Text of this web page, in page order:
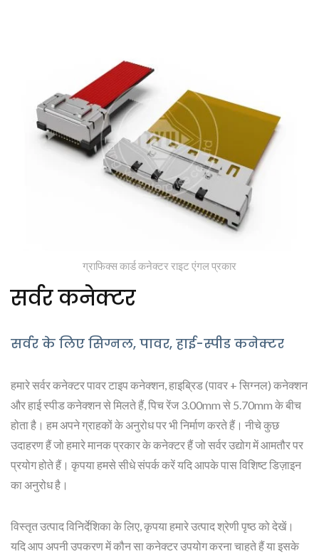
ग्राफिक्स कार्ड कनेक्टर राइट एंगल प्रकार
सर्वर कनेक्टर
सर्वर के लिए सिग्नल, पावर, हाई-स्पीड कनेक्टर
हमारे सर्वर कनेक्टर पावर टाइप कनेक्शन, हाइब्रिड (पावर + सिग्नल) कनेक्शन
और हाई स्पीड कनेक्शन से मिलते हैं, पिच रेंज 3.00mm से 5.70mm के बीच
होता है। हम अपने ग्राहकों के अनुरोध पर भी निर्माण करते हैं। नीचे कुछ
उदाहरण हैं जो हमारे मानक प्रकार के कनेक्टर हैं जो सर्वर उद्योग में आमतौर पर
प्रयोग होते हैं। कृपया हमसे सीधे संपर्क करें यदि आपके पास विशिष्ट डिज़ाइन
का अनुरोध है।
विस्तृत उत्पाद विनिर्देशिका के लिए, कृपया हमारे उत्पाद श्रेणी पृष्ठ को देखें।
यदि आप अपनी उपकरण में कौन सा कनेक्टर उपयोग करना चाहते हैं या इसके